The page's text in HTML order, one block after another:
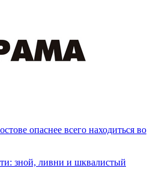
опаснее всего находиться во
зной, ливни и шквалистый